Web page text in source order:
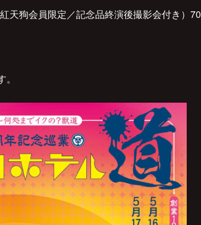
天狗会員限定／記念品終演後撮影会付き）